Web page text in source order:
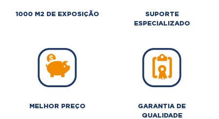
1000 M2 DE EXPOSIÇÃO
SUPORTE
ESPECIALIZADO
MELHOR PREÇO
GARANTIA DE
QUALIDADE